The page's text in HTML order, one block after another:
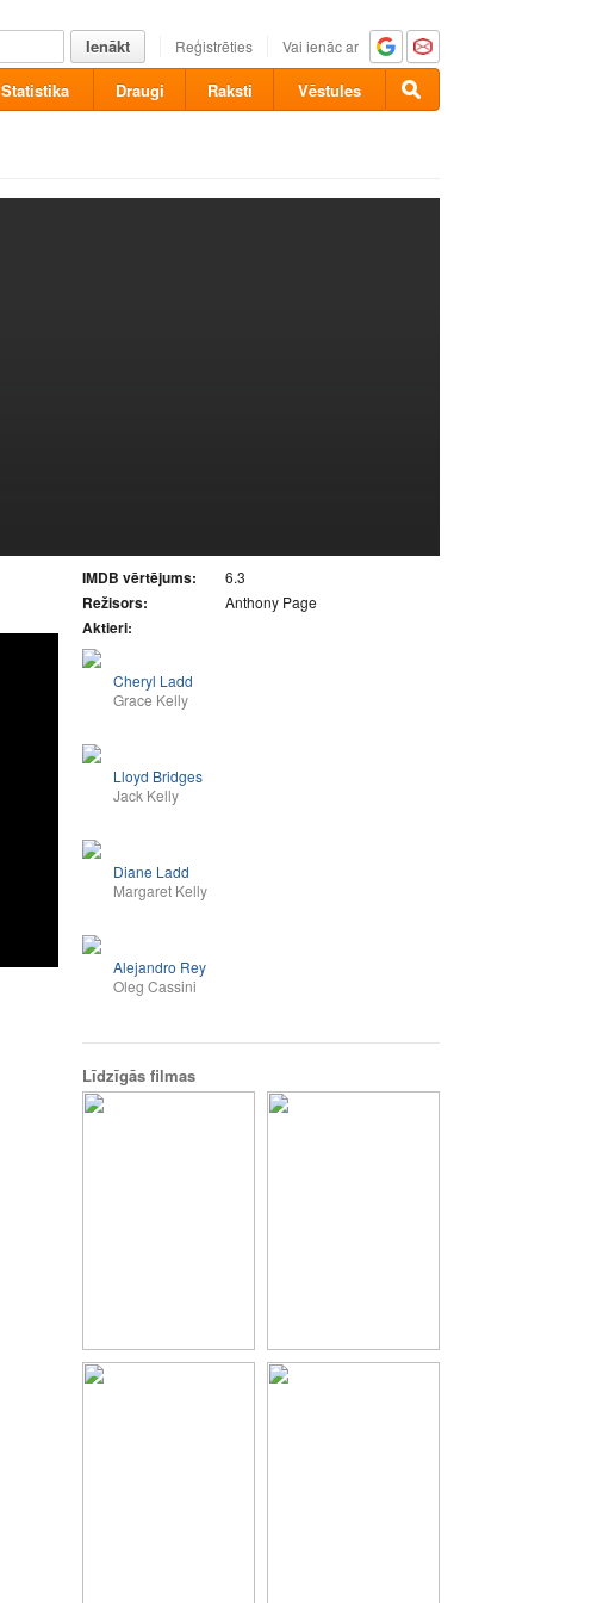
Ienākt Reģistrēties Vai ienāc ar
Statistika Draugi Raksti Vēstules
IMDB vērtējums: 6.3
Režisors: Anthony Page
Aktieri:
Cheryl Ladd
Grace Kelly
Lloyd Bridges
Jack Kelly
Diane Ladd
Margaret Kelly
Alejandro Rey
Oleg Cassini
Līdzīgās filmas